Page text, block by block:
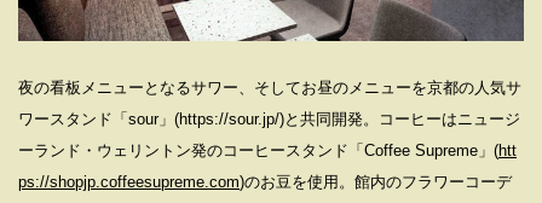
夜の看板メニューとなるサワー、そしてお昼のメニューを京都の人気サ
ワースタンド「sour」(https://sour.jp/)と共同開発。コーヒーはニュージ
ーランド・ウェリントン発のコーヒースタンド「Coffee Supreme」(htt
ps://shopjp.coffeesupreme.com)のお豆を使用。館内のフラワーコーデ